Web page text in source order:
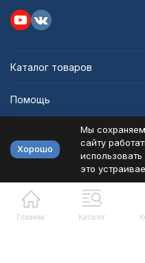
Главная Каталог
Каталог товаров
Помощь
Политика персональных
Разработано в bodysite.ru
Хорошо
Мы
сайту
это